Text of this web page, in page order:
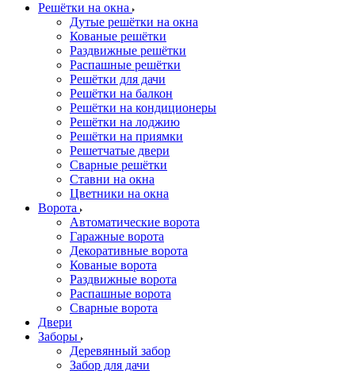
Решётки на окна
Дутые решётки на окна
Кованые решётки
Раздвижные решётки
Распашные решётки
Решётки для дачи
Решётки на балкон
Решётки на кондиционеры
Решётки на лоджию
Решётки на приямки
Решетчатые двери
Сварные решётки
Ставни на окна
Цветники на окна
Ворота
Автоматические ворота
Гаражные ворота
Декоративные ворота
Кованые ворота
Раздвижные ворота
Распашные ворота
Сварные ворота
Двери
Заборы
Деревянный забор
Забор для дачи